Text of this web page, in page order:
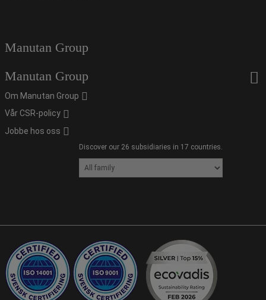
Manutan Group
Manutan Group
Om Manutan Group
Vår CSR-policy
Jobbe hos oss
Discover our 26 subsidiaries in 17 countries.